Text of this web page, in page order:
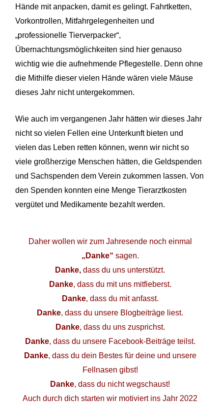
Hände mit anpacken, damit es gelingt. Fahrtketten,
Vorkontrollen, Mitfahrgelegenheiten und
„professionelle Tierverpacker“,
Übernachtungsmöglichkeiten sind hier genauso
wichtig wie die aufnehmende Pflegestelle. Denn ohne
die Mithilfe dieser vielen Hände wären viele Mäuse
dieses Jahr nicht untergekommen.
Wie auch im vergangenen Jahr hätten wir dieses Jahr
nicht so vielen Fellen eine Unterkunft bieten und
vielen das Leben retten können, wenn wir nicht so
viele großherzige Menschen hätten, die Geldspenden
und Sachspenden dem Verein zukommen lassen. Von
den Spenden konnten eine Menge Tierarztkosten
vergütet und Medikamente bezahlt werden.
Daher wollen wir zum Jahresende noch einmal
„Danke“ sagen.
Danke, dass du uns unterstützt.
Danke, dass du mit uns mitfieberst.
Danke, dass du mit anfasst.
Danke, dass du unsere Blogbeiträge liest.
Danke, dass du uns zusprichst.
Danke, dass du unsere Facebook-Beiträge teilst.
Danke, dass du dein Bestes für deine und unsere
Fellnasen gibst!
Danke, dass du nicht wegschaust!
Auch durch dich starten wir motiviert ins Jahr 2022